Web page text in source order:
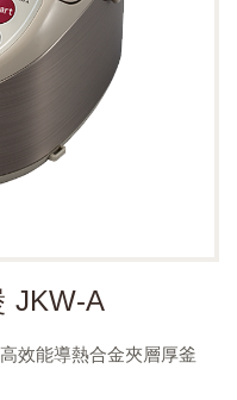
JKW-A
效能導熱合金夾層厚釜